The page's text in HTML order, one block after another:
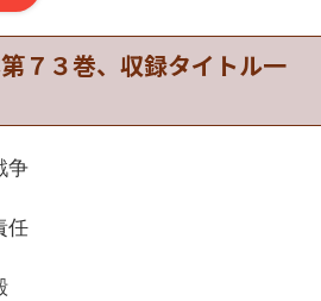
７３巻、収録タイトル一
争
任